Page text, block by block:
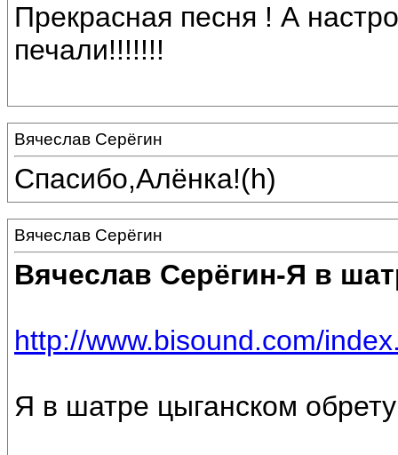
Прекрасная песня ! А
печали!!!!!!!
Вячеслав Серёгин
Спасибо,Алёнка!(h)
Вячеслав Серёгин
Вячеслав Серёгин-Я в
http://www.bisound.com/
Я в шатре цыганском